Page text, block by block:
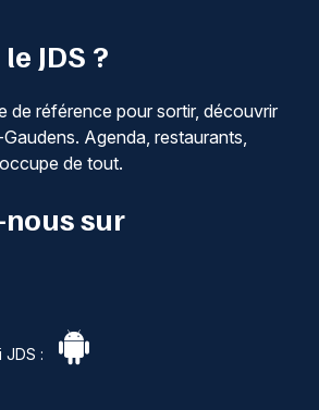
JDS ?
de référence pour sortir, découvrir
Agenda, restaurants,
de tout.
sur
: